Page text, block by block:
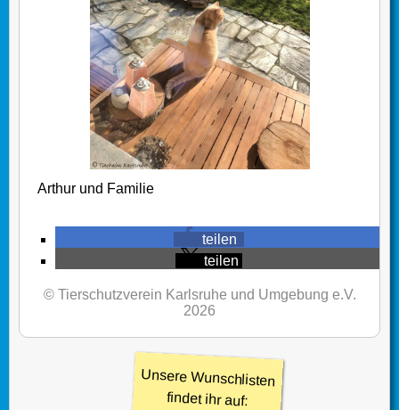
Arthur und Familie
teilen
teilen
© Tierschutzverein Karlsruhe und Umgebung e.V.
2026
Unsere Wunschlisten
findet ihr auf: